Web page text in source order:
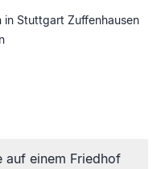
in Stuttgart Zuffenhausen
auf einem Friedhof